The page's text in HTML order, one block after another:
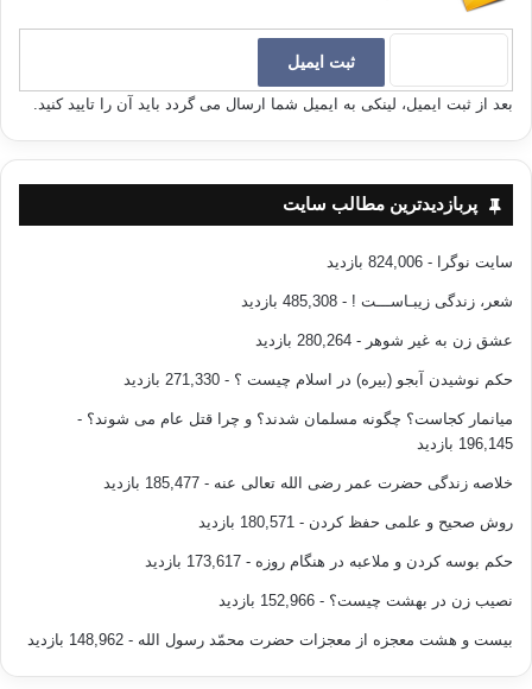
بعد از ثبت ایمیل، لینکی به ایمیل شما ارسال می گردد باید آن را تایید کنید.
پربازدیدترین مطالب سایت
سایت نوگرا - 824,006 بازدید
شعر، زندگی زیبـاســـت ! - 485,308 بازدید
عشق زن به غیر شوهر - 280,264 بازدید
حکم نوشیدن آبجو (بیره) در اسلام چیست ؟ - 271,330 بازدید
میانمار کجاست؟ چگونه مسلمان شدند؟ و چرا قتل عام می شوند؟ -
196,145 بازدید
خلاصه زندگی حضرت عمر رضی الله تعالی عنه - 185,477 بازدید
روش صحیح و علمی حفظ کردن - 180,571 بازدید
حکم بوسه کردن و ملاعبه در هنگام روزه - 173,617 بازدید
نصیب زن در بهشت چیست؟ - 152,966 بازدید
بیست و هشت معجزه از معجزات حضرت محمّد رسول الله - 148,962 بازدید